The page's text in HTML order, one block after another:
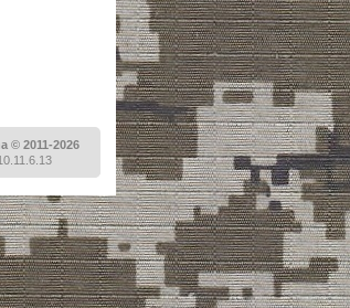
© 2011-2026